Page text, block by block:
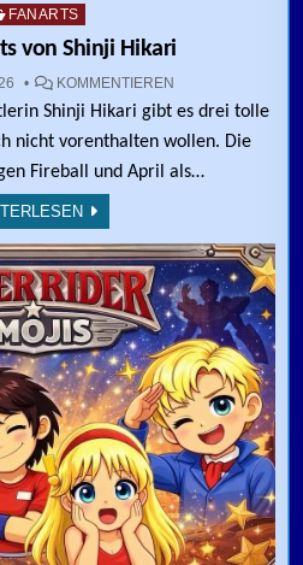
in
FANARTS
von Shinji Hikari
KOMMENTIERENZU NEUE
Shinji Hikari gibt es drei tolle
nicht vorenthalten wollen. Die
Fireball und April als…